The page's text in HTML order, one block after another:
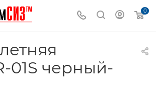
0
01S черный-